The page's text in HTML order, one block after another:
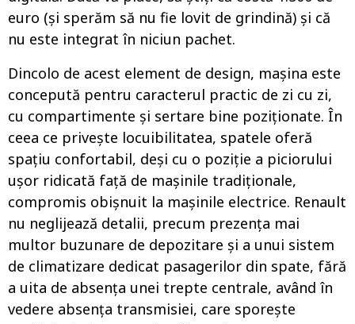
euro (și sperăm să nu fie lovit de grindină) și că
nu este integrat în niciun pachet.
Dincolo de acest element de design, mașina este
concepută pentru caracterul practic de zi cu zi,
cu compartimente și sertare bine poziționate. În
ceea ce privește locuibilitatea, spatele oferă
spațiu confortabil, deși cu o poziție a piciorului
ușor ridicată față de mașinile tradiționale,
compromis obișnuit la mașinile electrice. Renault
nu neglijează detalii, precum prezența mai
multor buzunare de depozitare și a unui sistem
de climatizare dedicat pasagerilor din spate, fără
a uita de absența unei trepte centrale, având în
vedere absența transmisiei, care sporește